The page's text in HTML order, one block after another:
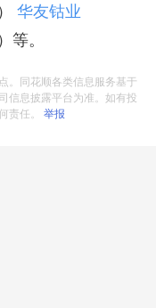
华友钴业
等。
。同花顺各类信息服务基于
信息披露平台为准。如有投
责任。举报